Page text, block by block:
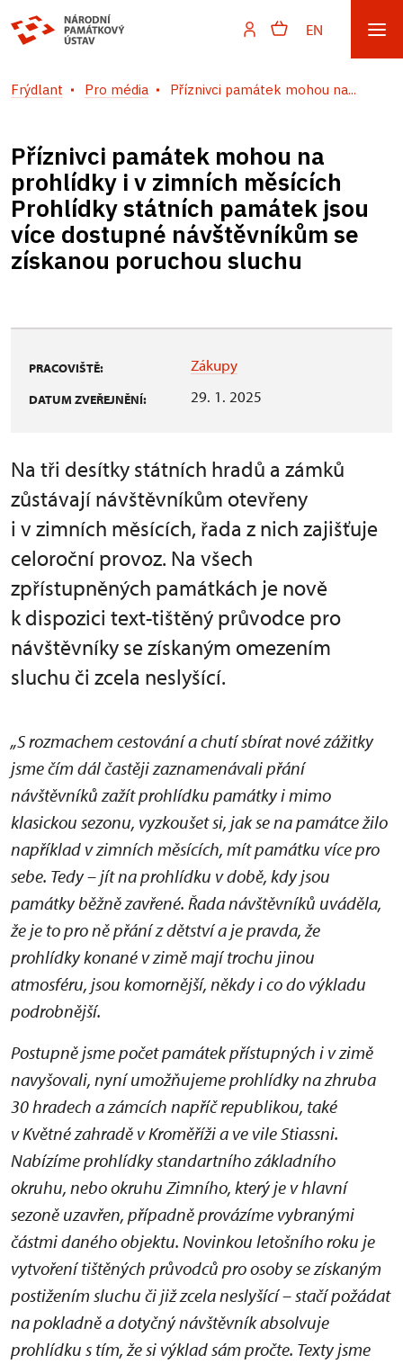
EN
Frýdlant Pro média Příznivci památek mohou na...
Příznivci památek mohou na
prohlídky i v zimních měsících
Prohlídky státních památek jsou
více dostupné návštěvníkům se
získanou poruchou sluchu
PRACOVIŠTĚ: Zákupy
DATUM ZVEŘEJNĚNÍ: 29. 1. 2025
Na tři desítky státních hradů a zámků
zůstávají návštěvníkům otevřeny
i v zimních měsících, řada z nich zajišťuje
celoroční provoz. Na všech
zpřístupněných památkách je nově
k dispozici text-tištěný průvodce pro
návštěvníky se získaným omezením
sluchu či zcela neslyšící.
„S rozmachem cestování a chutí sbírat nové zážitky
jsme čím dál častěji zaznamenávali přání
návštěvníků zažít prohlídku památky i mimo
klasickou sezonu, vyzkoušet si, jak se na památce žilo
například v zimních měsících, mít památku více pro
sebe. Tedy – jít na prohlídku v době, kdy jsou
památky běžně zavřené. Řada návštěvníků uváděla,
že je to pro ně přání z dětství a je pravda, že
prohlídky konané v zimě mají trochu jinou
atmosféru, jsou komornější, někdy i co do výkladu
podrobnější.
Postupně jsme počet památek přístupných i v zimě
navyšovali, nyní umožňujeme prohlídky na zhruba
30 hradech a zámcích napříč republikou, také
v Květné zahradě v Kroměříži a ve vile Stiassni.
Nabízíme prohlídky standartního základního
okruhu, nebo okruhu Zimního, který je v hlavní
sezoně uzavřen, případně provázíme vybranými
částmi daného objektu. Novinkou letošního roku je
vytvoření tištěných průvodců pro osoby se získaným
postižením sluchu či již zcela neslyšící – stačí požádat
na pokladně a dotyčný návštěvník absolvuje
prohlídku s tím, že si výklad sám pročte. Texty jsme